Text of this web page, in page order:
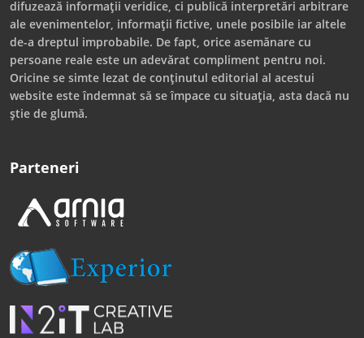
difuzează informații veridice, ci publică interpretări arbitrare
ale evenimentelor, informații fictive, unele posibile iar altele
de-a dreptul improbabile. De fapt, orice asemănare cu
persoane reale este un adevărat compliment pentru noi.
Oricine se simte lezat de conținutul editorial al acestui
website este îndemnat să se împace cu situația, asta dacă nu
știe de glumă.
Parteneri